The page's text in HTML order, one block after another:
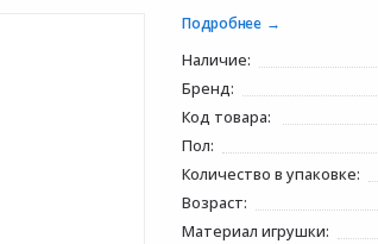
Подробнее
Наличие:
Бренд:
Код товара:
Пол:
Количество в упаковке:
Возраст:
Материал игрушки: